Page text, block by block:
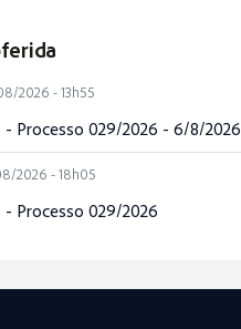
2026 - 13h55
- Processo 029/2026 - 6/8/2026
2026 - 18h05
- Processo 029/2026